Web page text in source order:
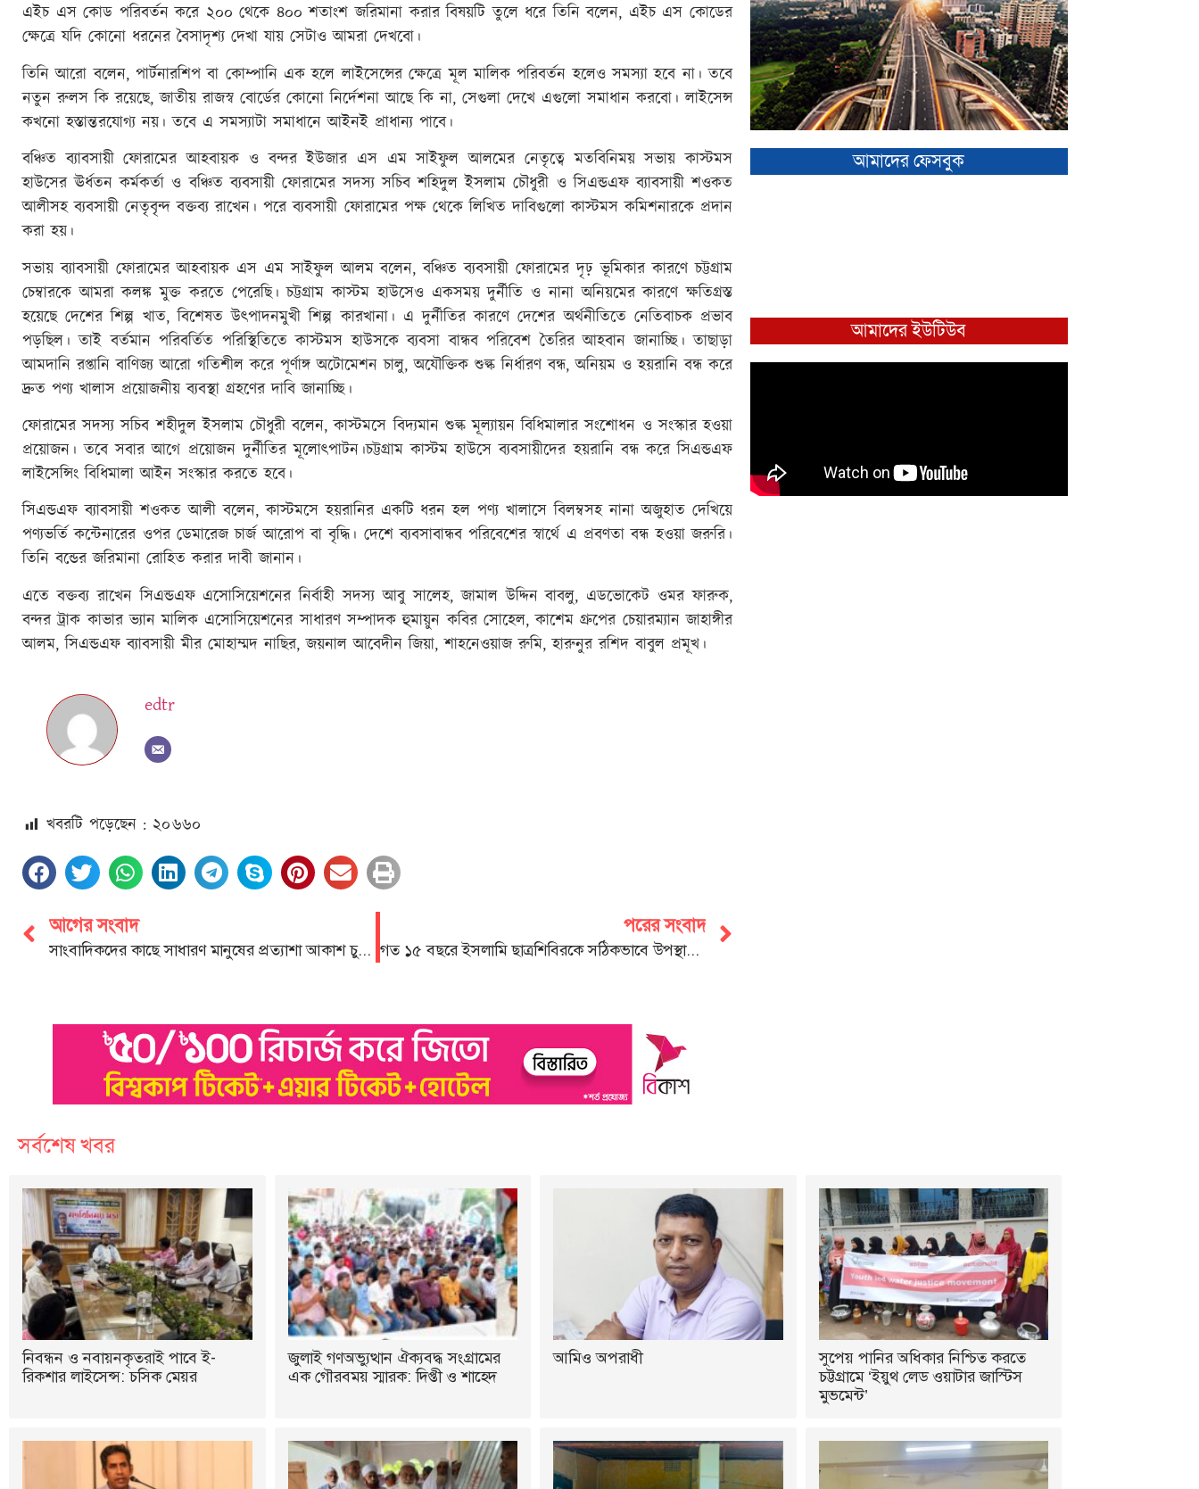
এইচ এস কোড পরিবর্তন করে ২০০ থেকে ৪০০ শতাংশ জরিমানা করার বিষয়টি তুলে ধরে তিনি বলেন, এইচ এস কোডের
ক্ষেত্রে যদি কোনো ধরনের বৈসাদৃশ্য দেখা যায় সেটাও আমরা দেখবো।
তিনি আরো বলেন, পার্টনারশিপ বা কোম্পানি এক হলে লাইসেন্সের ক্ষেত্রে মূল মালিক পরিবর্তন হলেও সমস্যা হবে না। তবে
নতুন রুলস কি রয়েছে, জাতীয় রাজস্ব বোর্ডের কোনো নির্দেশনা আছে কি না, সেগুলা দেখে এগুলো সমাধান করবো। লাইসেন্স
কখনো হস্তান্তরযোগ্য নয়। তবে এ সমস্যাটা সমাধানে আইনই প্রাধান্য পাবে।
বঞ্চিত ব্যাবসায়ী ফোরামের আহবায়ক ও বন্দর ইউজার এস এম সাইফুল আলমের নেতৃত্বে মতবিনিময় সভায় কাস্টমস
হাউসের ঊর্ধতন কর্মকর্তা ও বঞ্চিত ব্যবসায়ী ফোরামের সদস্য সচিব শহিদুল ইসলাম চৌধুরী ও সিএন্ডএফ ব্যাবসায়ী শওকত
আলীসহ ব্যবসায়ী নেতৃবৃন্দ বক্তব্য রাখেন। পরে ব্যবসায়ী ফোরামের পক্ষ থেকে লিখিত দাবিগুলো কাস্টমস কমিশনারকে প্রদান
করা হয়।
সভায় ব্যাবসায়ী ফোরামের আহবায়ক এস এম সাইফুল আলম বলেন, বঞ্চিত ব্যবসায়ী ফোরামের দৃঢ় ভূমিকার কারণে চট্টগ্রাম
চেম্বারকে আমরা কলঙ্ক মুক্ত করতে পেরেছি। চট্টগ্রাম কাস্টম হাউসেও একসময় দুর্নীতি ও নানা অনিয়মের কারণে ক্ষতিগ্রস্ত
হয়েছে দেশের শিল্প খাত, বিশেষত উৎপাদনমুখী শিল্প কারখানা। এ দুর্নীতির কারণে দেশের অর্থনীতিতে নেতিবাচক প্রভাব
পড়ছিল। তাই বর্তমান পরিবর্তিত পরিস্থিতিতে কাস্টমস হাউসকে ব্যবসা বান্ধব পরিবেশ তৈরির আহবান জানাচ্ছি। তাছাড়া
আমদানি রপ্তানি বাণিজ্য আরো গতিশীল করে পূর্ণাঙ্গ অটোমেশন চালু, অযৌক্তিক শুল্ক নির্ধারণ বন্ধ, অনিয়ম ও হয়রানি বন্ধ করে
দ্রুত পণ্য খালাস প্রয়োজনীয় ব্যবস্থা গ্রহণের দাবি জানাচ্ছি।
ফোরামের সদস্য সচিব শহীদুল ইসলাম চৌধুরী বলেন, কাস্টমসে বিদ্যমান শুল্ক মূল্যায়ন বিধিমালার সংশোধন ও সংস্কার হওয়া
প্রয়োজন। তবে সবার আগে প্রয়োজন দুর্নীতির মূলোৎপাটন।চট্টগ্রাম কাস্টম হাউসে ব্যবসায়ীদের হয়রানি বন্ধ করে সিএন্ডএফ
লাইসেন্সিং বিধিমালা আইন সংস্কার করতে হবে।
সিএন্ডএফ ব্যাবসায়ী শওকত আলী বলেন, কাস্টমসে হয়রানির একটি ধরন হল পণ্য খালাসে বিলম্বসহ নানা অজুহাত দেখিয়ে
পণ্যভর্তি কন্টেনারের ওপর ডেমারেজ চার্জ আরোপ বা বৃদ্ধি। দেশে ব্যবসাবান্ধব পরিবেশের স্বার্থে এ প্রবণতা বন্ধ হওয়া জরুরি।
তিনি বন্ডের জরিমানা রোহিত করার দাবী জানান।
এতে বক্তব্য রাখেন সিএন্ডএফ এসোসিয়েশনের নির্বাহী সদস্য আবু সালেহ, জামাল উদ্দিন বাবলু, এডভোকেট ওমর ফারুক,
বন্দর ট্রাক কাভার ভ্যান মালিক এসোসিয়েশনের সাধারণ সম্পাদক হুমায়ুন কবির সোহেল, কাশেম গ্রুপের চেয়ারম্যান জাহাঙ্গীর
আলম, সিএন্ডএফ ব্যাবসায়ী মীর মোহাম্মদ নাছির, জয়নাল আবেদীন জিয়া, শাহনেওয়াজ রুমি, হারুনুর রশিদ বাবুল প্রমূখ।
edtr
খবরটি পড়েছেন : ২০৬৬০
আগের সংবাদ
সাংবাদিকদের কাছে সাধারণ মানুষের প্রত্যাশা আকাশ চুম্বী: মামুন মিয়া
পরের সংবাদ
গত ১৫ বছরে ইসলামি ছাত্রশিবিরকে সঠিকভাবে উপস্থাপন করা হয়নি : কেন্দ্রীয় সেক্রেটারি
আমাদের ফেসবুক
আমাদের ইউটিউব
সর্বশেষ খবর
নিবন্ধন ও নবায়নকৃতরাই পাবে ই-
রিকশার লাইসেন্স: চসিক মেয়র
জুলাই গণঅভ্যুত্থান ঐক্যবদ্ধ সংগ্রামের
এক গৌরবময় স্মারক: দিপ্তী ও শাহেদ
আমিও অপরাধী
সুপেয় পানির অধিকার নিশ্চিত করতে
চট্টগ্রামে ‘ইয়ুথ লেড ওয়াটার জাস্টিস
মুভমেন্ট’